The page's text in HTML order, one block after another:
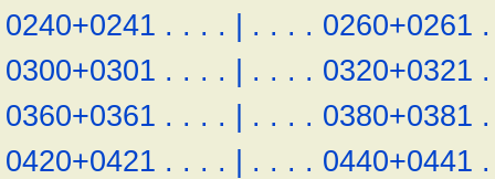
0240+0241 . . . . | . . . . 0260+0261 .
0300+0301 . . . . | . . . . 0320+0321 .
0360+0361 . . . . | . . . . 0380+0381 .
0420+0421 . . . . | . . . . 0440+0441 .